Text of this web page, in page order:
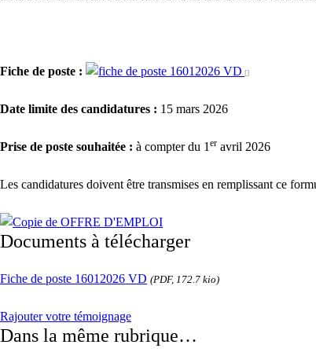
Fiche de poste :
Date limite des candidatures : 15 mars 2026
Prise de poste souhaitée : à compter du 1 er avril 2026
Les candidatures doivent être transmises en remplissant ce
Documents à télécharger
Fiche de poste 16012026 VD (PDF, 172.7 kio)
Rajouter votre témoignage
Dans la même rubrique…